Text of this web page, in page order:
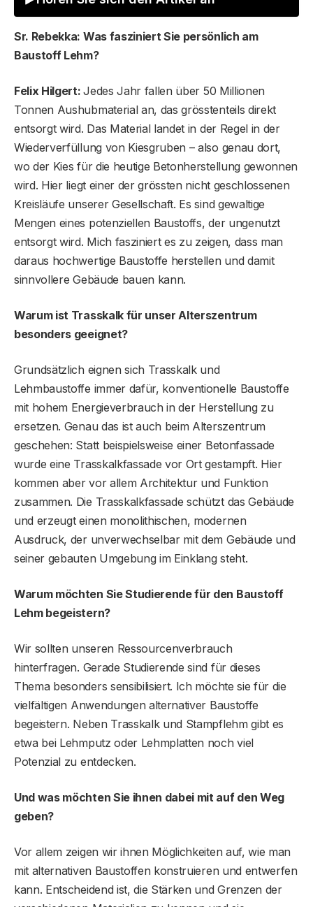
Sr. Rebekka: Was fasziniert Sie persönlich am
Baustoff Lehm?
Felix Hilgert:Jedes Jahr fallen über 50 Millionen
Tonnen Aushubmaterial an, das grösstenteils direkt
entsorgt wird. Das Material landet in der Regel in der
Wiederverfüllung von Kiesgruben – also genau dort,
wo der Kies für die heutige Betonherstellung gewonnen
wird. Hier liegt einer der grössten nicht geschlossenen
Kreisläufe unserer Gesellschaft. Es sind gewaltige
Mengen eines potenziellen Baustoffs, der ungenutzt
entsorgt wird. Mich fasziniert es zu zeigen, dass man
daraus hochwertige Baustoffe herstellen und damit
sinnvollere Gebäude bauen kann.
Warum ist Trasskalk für unser Alterszentrum
besonders geeignet?
Grundsätzlich eignen sich Trasskalk und
Lehmbaustoffe immer dafür, konventionelle Baustoffe
mit hohem Energieverbrauch in der Herstellung zu
ersetzen. Genau das ist auch beim Alterszentrum
geschehen: Statt beispielsweise einer Betonfassade
wurde eine Trasskalkfassade vor Ort gestampft. Hier
kommen aber vor allem Architektur und Funktion
zusammen. Die Trasskalkfassade schützt das Gebäude
und erzeugt einen monolithischen, modernen
Ausdruck, der unverwechselbar mit dem Gebäude und
seiner gebauten Umgebung im Einklang steht.
Warum möchten Sie Studierende für den Baustoff
Lehm begeistern?
Wir sollten unseren Ressourcenverbrauch
hinterfragen. Gerade Studierende sind für dieses
Thema besonders sensibilisiert. Ich möchte sie für die
vielfältigen Anwendungen alternativer Baustoffe
begeistern. Neben Trasskalk und Stampflehm gibt es
etwa bei Lehmputz oder Lehmplatten noch viel
Potenzial zu entdecken.
Und was möchten Sie ihnen dabei mit auf den Weg
geben?
Vor allem zeigen wir ihnen Möglichkeiten auf, wie man
mit alternativen Baustoffen konstruieren und entwerfen
kann. Entscheidend ist, die Stärken und Grenzen der